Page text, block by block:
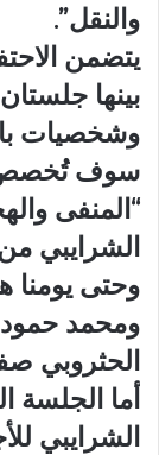
والنقل”.
يتضمن
بينها
وشخصيات
سوف تُخصص
“المنفى
الشرايبي
وحتى يومنا
ومحمد
الحثروبي
أما الجلسة
الشرايبي